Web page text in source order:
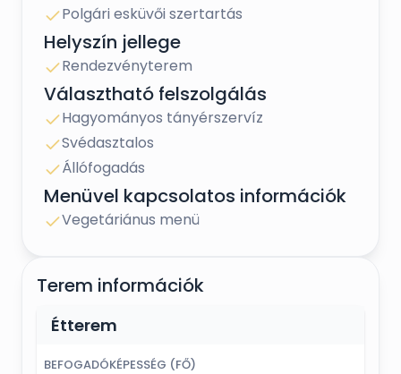
Polgári esküvői szertartás
Helyszín jellege
Rendezvényterem
Választható felszolgálás
Hagyományos tányérszervíz
Svédasztalos
Állófogadás
Menüvel kapcsolatos információk
Vegetáriánus menü
Terem információk
Étterem
BEFOGADÓKÉPESSÉG (FŐ)